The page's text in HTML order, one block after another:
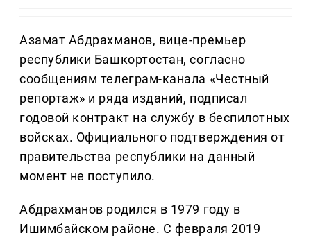
Азамат Абдрахманов, вице-премьер
республики Башкортостан, согласно
сообщениям телеграм-канала «Честный
репортаж» и ряда изданий, подписал
годовой контракт на службу в беспилотных
войсках. Официального подтверждения от
правительства республики на данный
момент не поступило.
Абдрахманов родился в 1979 году в
Ишимбайском районе. С февраля 2019